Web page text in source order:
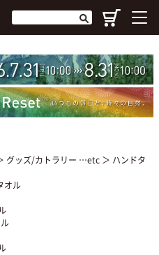
グッズ/カトラリー …etc ＞ ハンドタ
オル